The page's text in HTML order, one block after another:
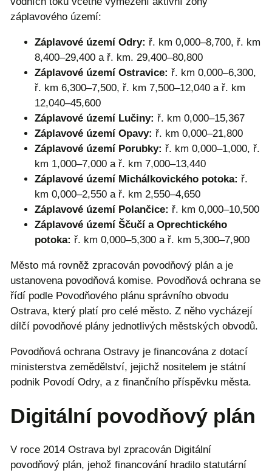
záplavového území:
Záplavové území Odry: ř. km 0,000–8,700, ř. km
8,400–29,400 a ř. km. 29,400–80,800
Záplavové území Ostravice: ř. km 0,000–6,300,
ř. km 6,300–7,500, ř. km 7,500–12,040 a ř. km
12,040–45,600
Záplavové území Lučiny: ř. km 0,000–15,367
Záplavové území Opavy: ř. km 0,000–21,800
Záplavové území Porubky: ř. km 0,000–1,000, ř.
km 1,000–7,000 a ř. km 7,000–13,440
Záplavové území Michálkovického potoka: ř.
km 0,000–2,550 a ř. km 2,550–4,650
Záplavové území Polančice: ř. km 0,000–10,500
Záplavové území Ščučí a Oprechtického
potoka: ř. km 0,000–5,300 a ř. km 5,300–7,900
Město má rovněž zpracován povodňový plán a je
ustanovena povodňová komise. Povodňová ochrana se
řídí podle Povodňového plánu správního obvodu
Ostrava, který platí pro celé město. Z něho vycházejí
dílčí povodňové plány jednotlivých městských obvodů.
Povodňová ochrana Ostravy je financována z dotací
ministerstva zemědělství, jejichž nositelem je státní
podnik Povodí Odry, a z finančního příspěvku města.
Digitální povodňový plán
V roce 2014 Ostrava byl zpracován Digitální
povodňový plán, jehož financování hradilo statutární